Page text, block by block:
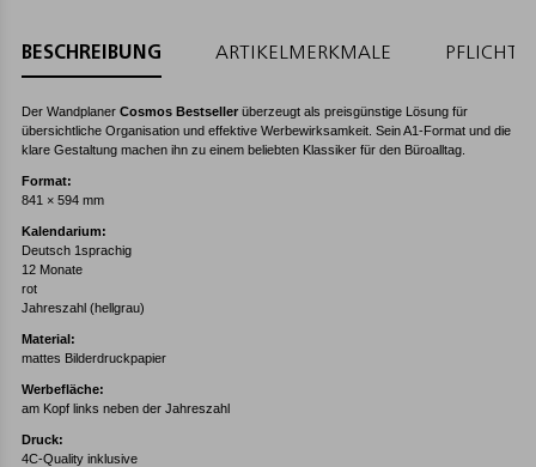
BESCHREIBUNG ARTIKELMERKMALE
Der Wandplaner Cosmos Bestseller überzeugt als preisgünstige Lösung für
übersichtliche Organisation und effektive Werbewirksamkeit. Sein A1-Format und die
klare Gestaltung machen ihn zu einem beliebten Klassiker für den Büroalltag.
Format:
841 × 594 mm
Kalendarium:
Deutsch 1sprachig
12 Monate
rot
Jahreszahl (hellgrau)
Material:
mattes Bilderdruckpapier
Werbefläche:
am Kopf links neben der Jahreszahl
Druck:
4C-Quality inklusive